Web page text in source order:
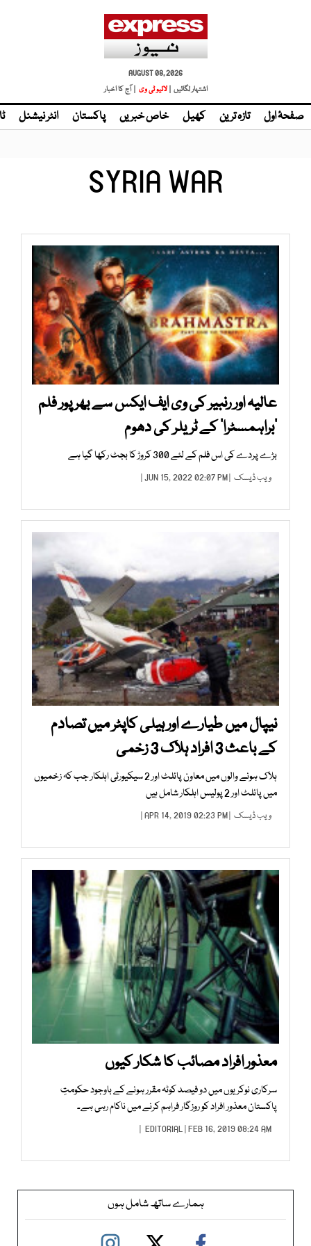
AUGUST 08, 2026
اشتہار لگائیں |
| آج کا اخبار
صفحۂ اول تازہ ترین کھیل خاص خبریں پاکستان انٹر نیشنل
SYRIA WAR
عالیہ اور رنبیر کی وی ایف ایکس سے بھرپور فلم
’براہمسٹرا‘ کے ٹریلر کی دھوم
بڑے پردے کی اس فلم کے لئے 300 کروڑ کا بجٹ رکھا گیا ہے
ویب ڈیسک | JUN 15, 2022 02:07 PM |
نیپال میں طیارے اور ہیلی کاپٹر میں تصادم
کے باعث 3 افراد ہلاک 3 زخمی
ہلاک ہونے والوں میں معاون پائلٹ اور 2 سیکیورٹی اہلکار جب کہ زخمیوں
میں پائلٹ اور 2 پولیس اہلکار شامل ہیں
ویب ڈیسک | APR 14, 2019 02:23 PM |
معذور افراد مصائب کا شکار کیوں
سرکاری نوکریوں میں دو فیصد کوٹہ مقرر ہونے کے باوجود حکومتِ
پاکستان معذور افراد کو روزگار فراہم کرنے میں ناکام رہی ہے۔
EDITORIAL| FEB 16, 2019 08:24 AM |
ہمارے ساتھ شامل ہوں